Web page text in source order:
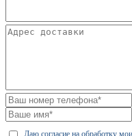
Даю согласие на обработку